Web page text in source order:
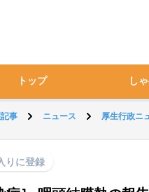
トップ し
事 ニュース 厚生行政ニ
りに登録